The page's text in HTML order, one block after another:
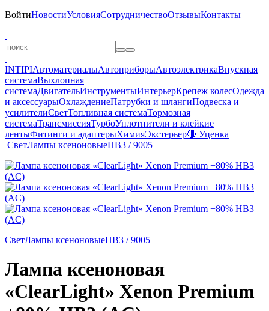
ВойтиНовостиУсловияСотрудничествоОтзывыКонтакты
INTIPIАвтоматериалыАвтоприборыАвтоэлектрикаВпускная
системаВыхлопная
системаДвигательИнструментыИнтерьерКрепеж колесОдежда
и аксессуарыОхлаждениеПатрубки и шлангиПодвеска и
усилителиСветТопливная системаТормозная
системаТрансмиссияТурбоУплотнители и клейкие
лентыФитинги и адаптерыХимияЭкстерьер🔴 Уценка
СветЛампы ксеноновыеHB3 / 9005
СветЛампы ксеноновыеHB3 / 9005
Лампа ксеноновая
«ClearLight» Xenon Premium